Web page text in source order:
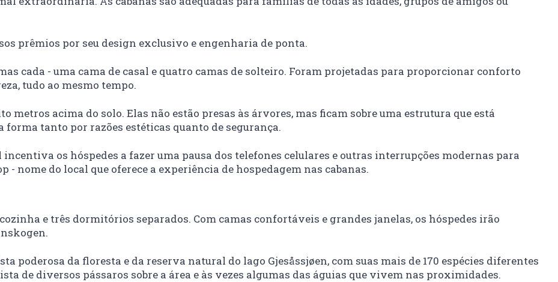
prêmios por seu design exclusivo e engenharia de ponta.
cada - uma cama de casal e quatro camas de solteiro. Foram projetadas para proporcionar conforto
tudo ao mesmo tempo.
metros acima do solo. Elas não estão presas às árvores, mas ficam sobre uma estrutura que está
tanto por razões estéticas quanto de segurança.
incentiva os hóspedes a fazer uma pausa dos telefones celulares e outras interrupções modernas para
- nome do local que oferece a experiência de hospedagem nas cabanas.
e três dormitórios separados. Com camas confortáveis ​​e grandes janelas, os hóspedes irão
poderosa da floresta e da reserva natural do lago Gjesåssjøen, com suas mais de 170 espécies diferentes
de diversos pássaros sobre a área e às vezes algumas das águias que vivem nas proximidades.